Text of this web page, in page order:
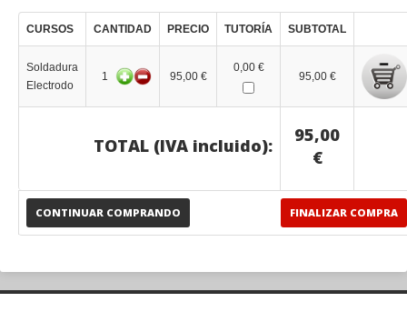
CURSOS CANTIDAD PRECIO TUTORÍA SUBTOTAL
CONTINUAR COMPRANDO FINALIZAR COMPRA
Soldadura
Electrodo
1 95,00 €
0,00 €
95,00 €
TOTAL (IVA incluido):
95,00
€